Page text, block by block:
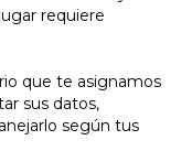
requiere
que te asignamos
sus datos,
según tus